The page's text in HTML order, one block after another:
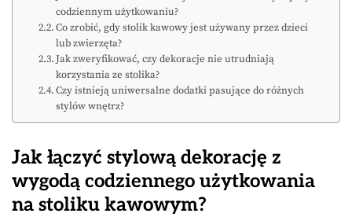
codziennym użytkowaniu?
Co zrobić, gdy stolik kawowy jest używany przez dzieci
lub zwierzęta?
Jak zweryfikować, czy dekoracje nie utrudniają
korzystania ze stolika?
Czy istnieją uniwersalne dodatki pasujące do różnych
stylów wnętrz?
Jak łączyć stylową dekorację z
wygodą codziennego użytkowania
na stoliku kawowym?